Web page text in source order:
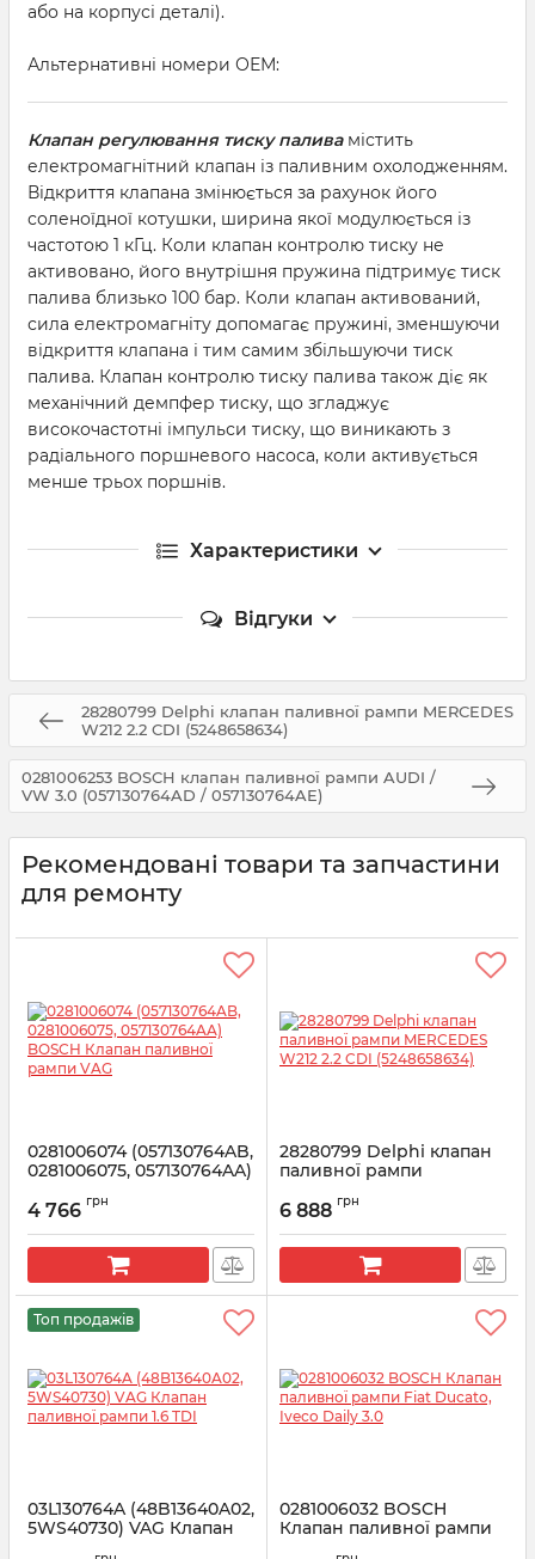
або на корпусі деталі).
Альтернативні номери ОЕМ:
Клапан регулювання тиску паливамістить
електромагнітний клапан із паливним охолодженням.
Відкриття клапана змінюється за рахунок його
соленоїдної котушки, ширина якої модулюється із
частотою 1 кГц. Коли клапан контролю тиску не
активовано, його внутрішня пружина підтримує тиск
палива близько 100 бар. Коли клапан активований,
сила електромагніту допомагає пружині, зменшуючи
відкриття клапана і тим самим збільшуючи тиск
палива. Клапан контролю тиску палива також діє як
механічний демпфер тиску, що згладжує
високочастотні імпульси тиску, що виникають з
радіального поршневого насоса, коли активується
менше трьох поршнів.
Характеристики
Відгуки
28280799 Delphi клапан паливної рампи MERCEDES
W212 2.2 CDI (5248658634)
0281006253 BOSCH клапан паливної рампи AUDI /
VW 3.0 (057130764AD / 057130764AE)
Рекомендовані товари та запчастини
для ремонту
0281006074 (057130764AB,
0281006075, 057130764AA)
рампи VAG
Артикул: 0281006074
4 766 грн
28280799 Delphi клапан
паливної рампи
(5248658634)
Артикул: 28280799
6 888 грн
Топ продажів
03L130764A (48B13640A02,
5WS40730) VAG Клапан
0281006032 BOSCH
Клапан паливної рампи